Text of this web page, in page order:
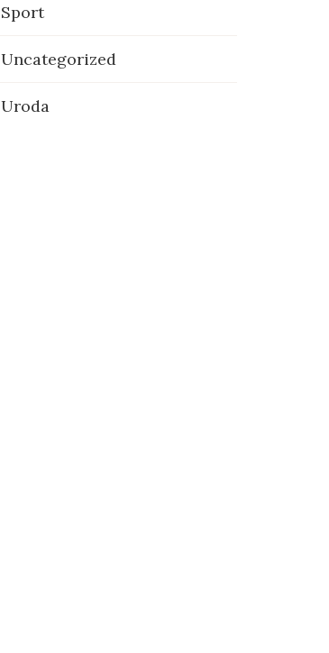
Sport
Uncategorized
Uroda